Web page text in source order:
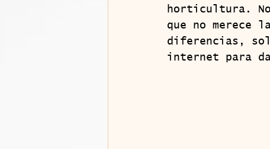
horticultura.
que no merece
diferencias,
internet para